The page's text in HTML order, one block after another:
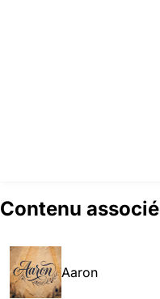
Contenu associé
Aaron